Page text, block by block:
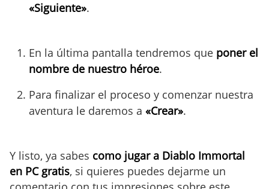
«Siguiente».
En la última pantalla tendremos que poner el
nombre de nuestro héroe.
Para finalizar el proceso y comenzar nuestra
aventura le daremos a «Crear».
Y listo, ya sabes como jugar a Diablo Immortal
en PC gratis, si quieres puedes dejarme un